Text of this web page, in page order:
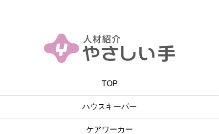
TOP
ハウスキーパー
ケアワーカー